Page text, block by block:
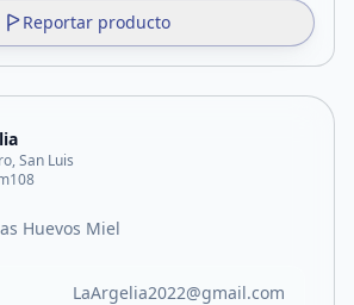
Reportar producto
San Luis
Huevos Miel
LaArgelia2022@gmail.com